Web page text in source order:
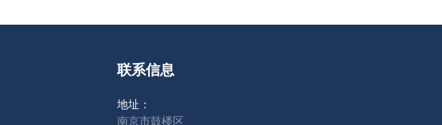
联系信息
地址：
南京市鼓楼区